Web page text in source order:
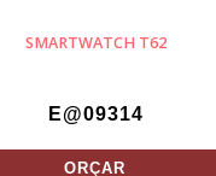
SMARTWATCH T62
E@09314